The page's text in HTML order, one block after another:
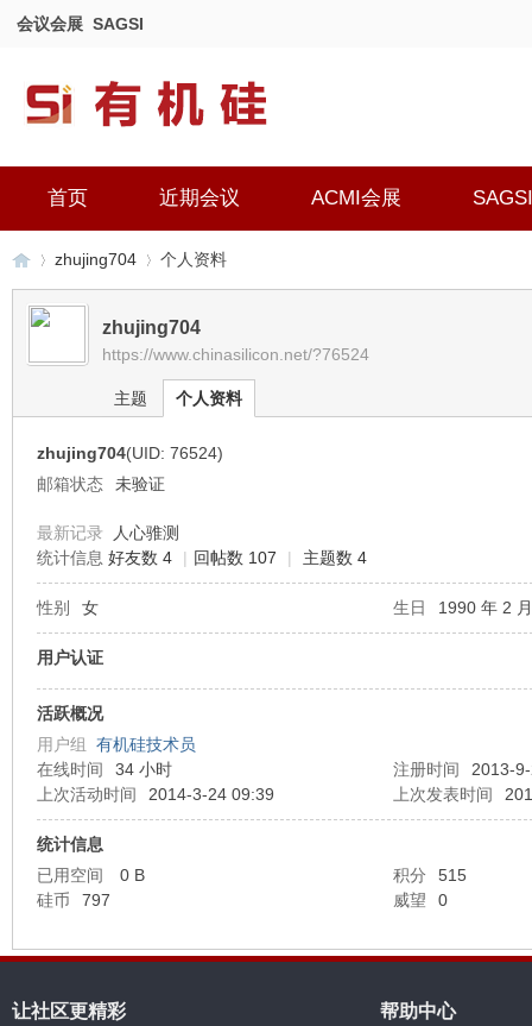
会议会展 SAGSI
首页 近期会议 ACMI会展 SAGSI
有›
zhujing704
›
个人资料
zhujing704
https://www.chinasilicon.net/?76524
主题 个人资料
zhujing704(UID: 76524)
邮箱状态
未验证
最新记录
人心骓测
统计信息 好友数 4 | 回帖数 107 | 主题数 4
性别 女 生日 1990 年 2
用户认证
活跃概况
用户组 有机硅技术员
在线时间
34 小时 注册时间
2013-
上次活动时间
2014-3-24 09:39 上次发表时间
统计信息
已用空间
0 B 积分
515
硅币
797 威望 0
让社区更精彩 帮助中心